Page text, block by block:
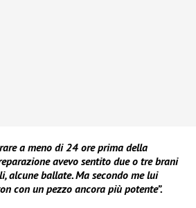
a meno di 24 ore prima della
avevo sentito due o tre brani
alcune ballate. Ma secondo me lui
con un pezzo ancora più potente”.